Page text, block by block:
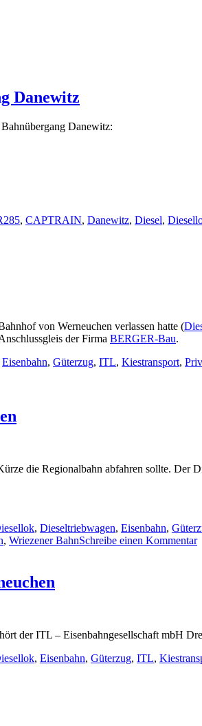
Danewitz
Danewitz:
, CAPTRAIN, Danewitz, Diesel,
von Werneuchen verlassen hatte (
der Firma BERGER-Bau.
Eisenbahn, Güterzug, ITL, Kiestransport,
die Regionalbahn abfahren sollte.
, Dieseltriebwagen, Eisenbahn,
, Wriezener BahnSchreibe einen Kommentarzu
der ITL – Eisenbahngesellschaft mbH
, Eisenbahn, Güterzug, ITL,